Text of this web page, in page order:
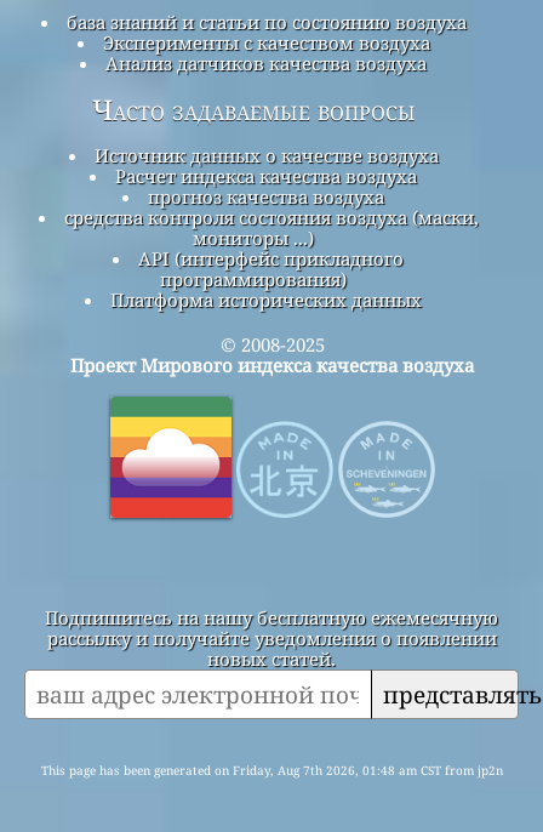
база знаний и статьи по состоянию воздуха
Эксперименты с качеством воздуха
Анализ датчиков качества воздуха
Часто задаваемые вопросы
Источник данных о качестве воздуха
Расчет индекса качества воздуха
прогноз качества воздуха
средства контроля состояния воздуха (маски,
мониторы ...)
API (интерфейс прикладного
программирования)
Платформа исторических данных
© 2008-2025
Проект Мирового индекса качества воздуха
Подпишитесь на нашу бесплатную ежемесячную
рассылку и получайте уведомления о появлении
новых статей.
This page has been generated on Friday, Aug 7th 2026, 01:48 am CST from jp2n